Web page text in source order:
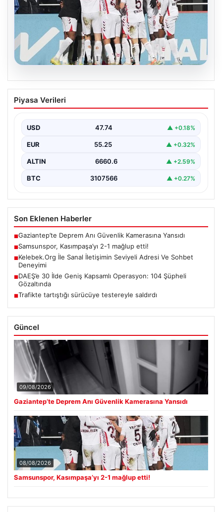
08.08.2026
Samsunspor, Kasımpaşa’yı 2-1 mağlup
etti!
Piyasa Verileri
USD 47.74 ▲ +0.18%
EUR 55.25 ▲ +0.32%
ALTIN 6660.6 ▲ +2.59%
BTC 3107566 ▲ +0.27%
Son Eklenen Haberler
■Gaziantep’te Deprem Anı Güvenlik Kamerasına Yansıdı
■Samsunspor, Kasımpaşa’yı 2-1 mağlup etti!
■Kelebek.Org İle Sanal İletişimin Seviyeli Adresi Ve Sohbet
Deneyimi
■DAEŞ’e 30 İlde Geniş Kapsamlı Operasyon: 104 Şüpheli
Gözaltında
■Trafikte tartıştığı sürücüye testereyle saldırdı
Güncel
09/08/2026
Gaziantep’te Deprem Anı Güvenlik Kamerasına Yansıdı
08/08/2026
Samsunspor, Kasımpaşa’yı 2-1 mağlup etti!